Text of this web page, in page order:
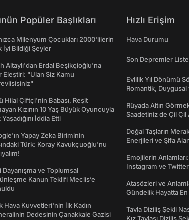
Popüler Başlıkları
Milenyum Çocukları 2000'lilerin
İyi Bildiği Şeyler
Altaylı'dan Erdal Beşikçioğlu'na
Eleştiri: "Ulan Siz Kamu
Hilal Çiftçi'nin Babası, Reşit
Kızının 10 Yaş Büyük Oyuncuyla
Yaşadığını İddia Etti
Yapay Zeka Biriminin
Türk: Koray Kavukçuoğlu'nu
Dayanışma ve Toplumsal
Kanun Teklifi Meclis’e
Hava Kuvvetleri'nin İlk Kadın
Dedesinin Çanakkale Gazisi
Hızlı Erişim
Hava Durumu
Son Depremler
Evlilik Yıl Dönümü
Romantik, Duygusal
Rüyada Altın
Saadetiniz de Çil Çil
Doğal Taşların
Enerjileri ve Şifa
Emojilerin
Instagram ve
Atasözleri ve
Gündelik Hayatta En
Tavla Diziliş Şekli